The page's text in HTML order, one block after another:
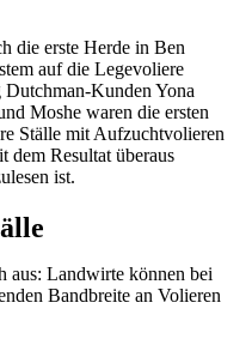
die erste Herde in Ben
auf die Legevoliere
Kunden Yona
Moshe waren die ersten
Ställe mit Aufzuchtvolieren
dem Resultat überaus
ist.
aus: Landwirte können bei
Bandbreite an Volieren